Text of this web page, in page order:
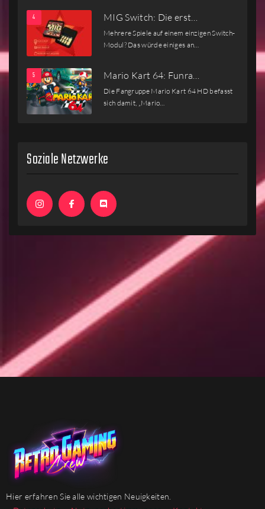
MIG Switch: Die erst…
Mehrere Spiele auf einem einzigen Switch-
Modul? Das würde einiges an…
Mario Kart 64: Funra…
Die Fangruppe Mario Kart 64 HD befasst
sich damit, „Mario…
Soziale Netzwerke
Hier erfahren Sie alle wichtigen Neuigkeiten.